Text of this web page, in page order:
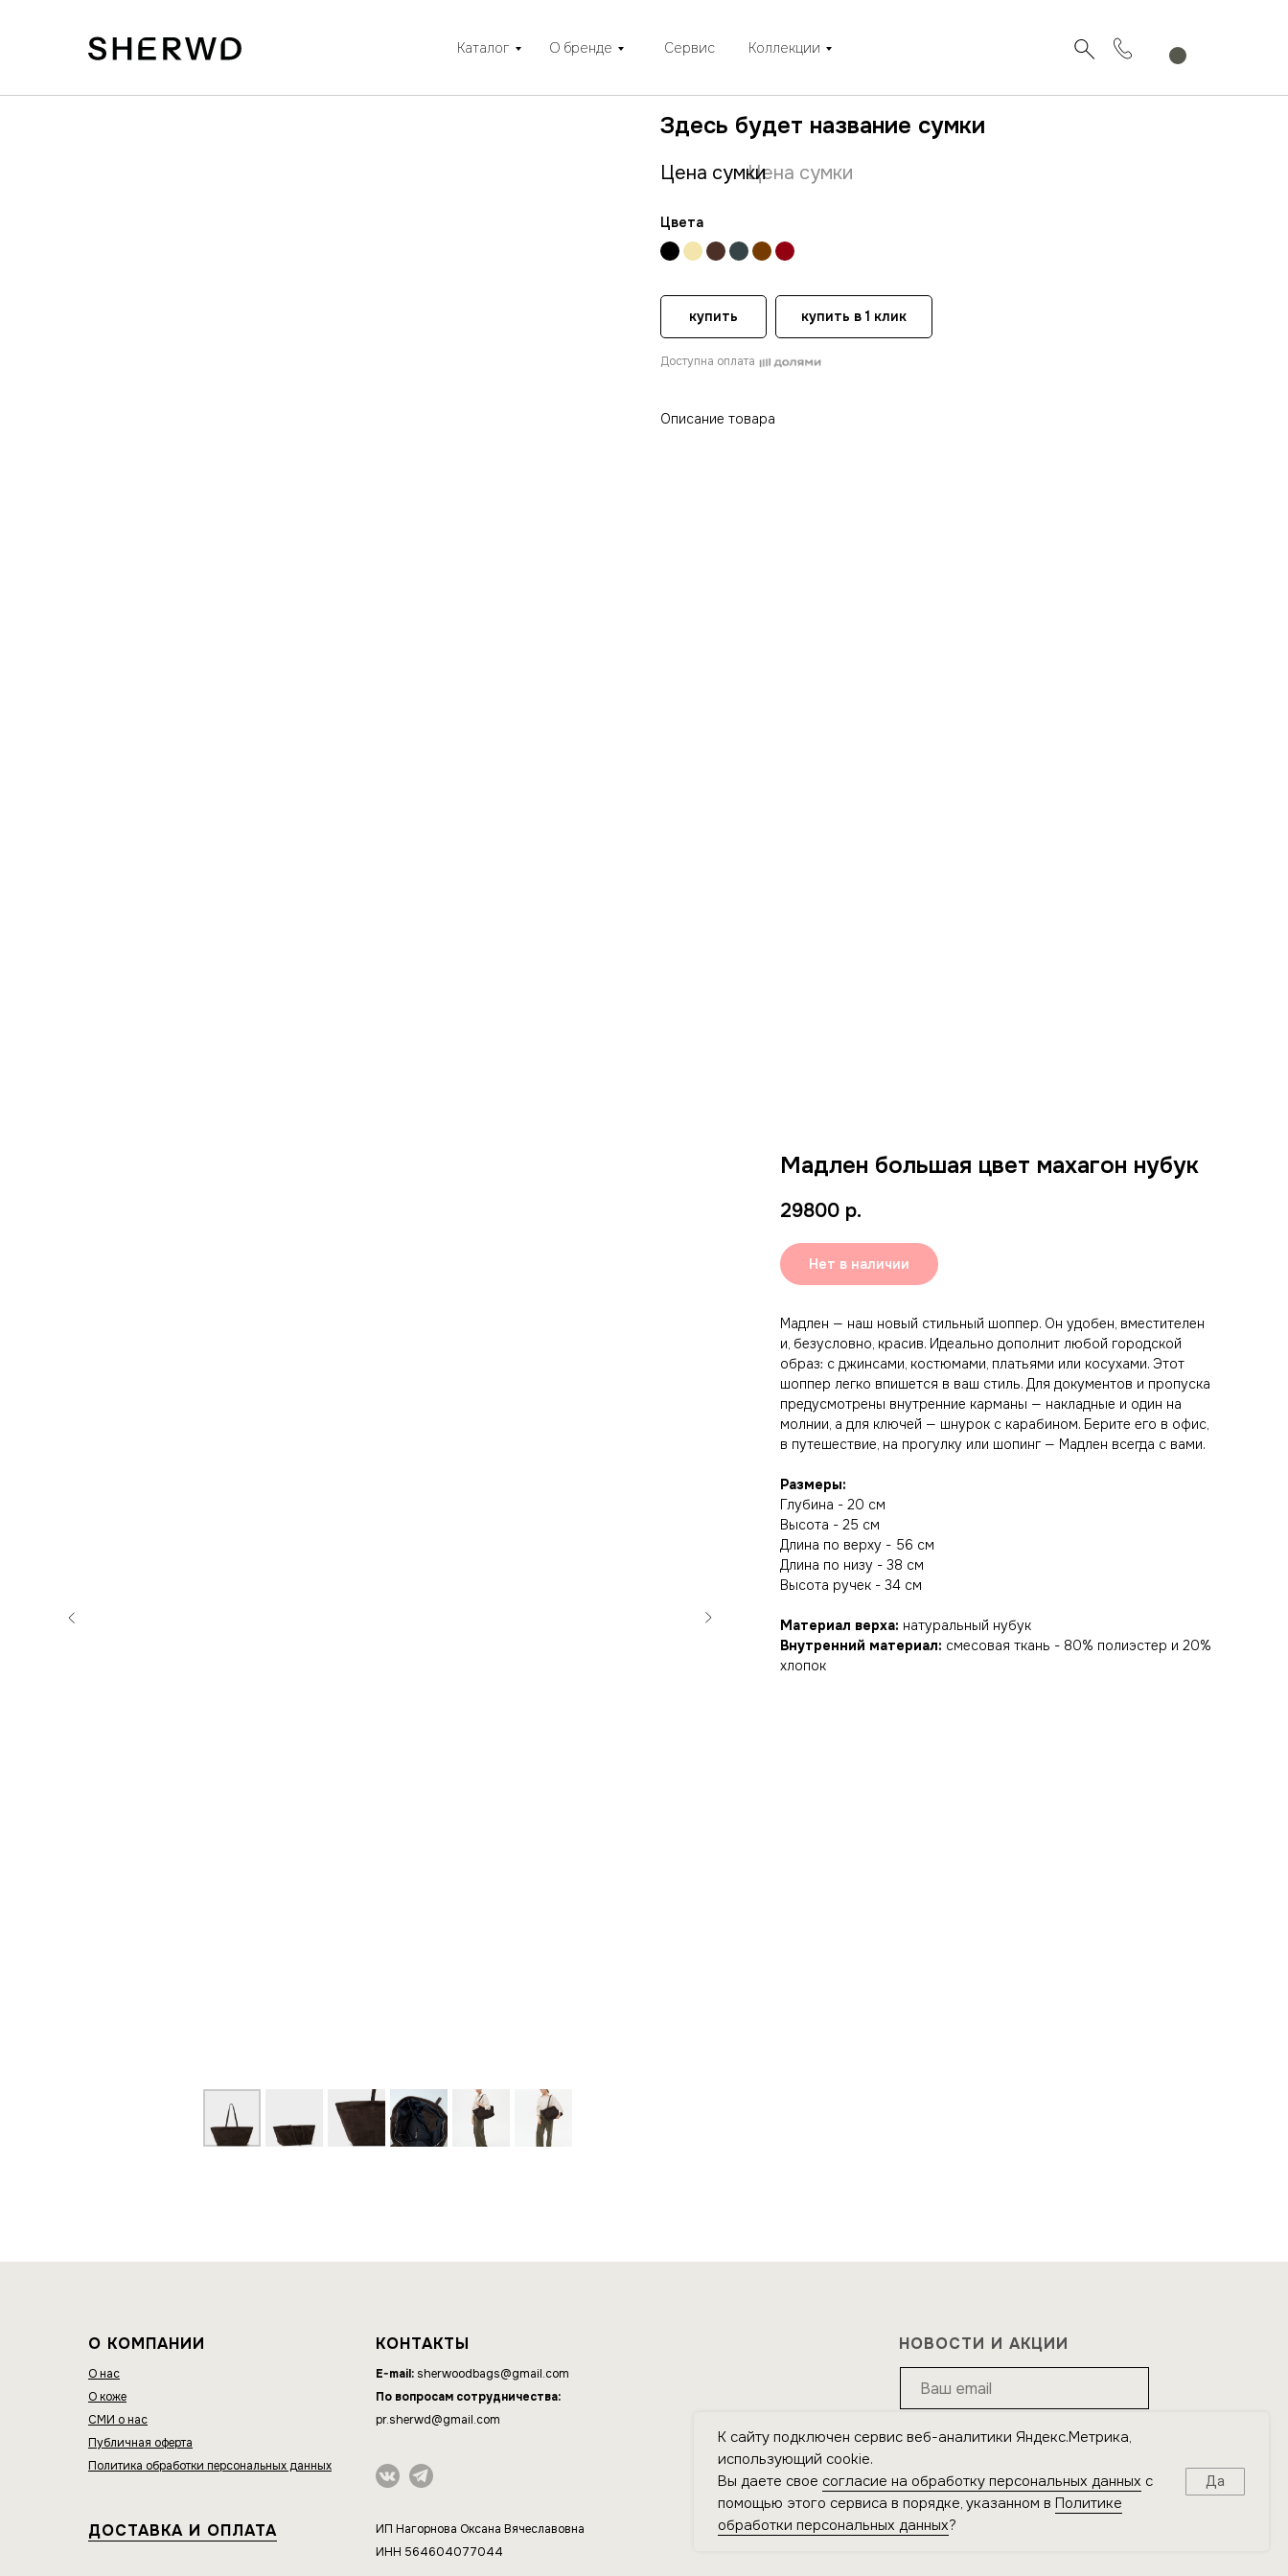
Каталог О бренде Сервис Коллекции
Описание товара
Цена сумки
Цена сумки
Цвета
Здесь будет название сумки
купить купить в 1 клик
Доступна оплата
Мадлен большая цвет махагон нубук
29800 р.
Нет в наличии
Мадлен — наш новый стильный шоппер. Он удобен, вместителен
и, безусловно, красив. Идеально дополнит любой городской
образ: с джинсами, костюмами, платьями или косухами. Этот
шоппер легко впишется в ваш стиль. Для документов и пропуска
предусмотрены внутренние карманы — накладные и один на
молнии, а для ключей — шнурок с карабином. Берите его в офис,
в путешествие, на прогулку или шопинг — Мадлен всегда с вами.
Размеры:
Глубина - 20 см
Высота - 25 см
Длина по верху - 56 см
Длина по низу - 38 см
Высота ручек - 34 см
Материал верха: натуральный нубук
Внутренний материал: смесовая ткань - 80% полиэстер и 20%
хлопок
ДОСТАВКА И ОПЛАТА
КОНТАКТЫ
E-mail: sherwoodbags@gmail.com
По вопросам сотрудничества:
pr.sherwd@gmail.com
Подписаться
Я подтверждаю ознакомление сПолитикой
обработки персональных данных и даю согласие на
обработку персональных данных
условиях, указанных в Политике
НОВОСТИ И АКЦИИ
О КОМПАНИИ
О нас
О коже
СМИ о нас
Публичная оферта
Политика обработки персональных данных
ИП Нагорнова Оксана Вячеславовна
ИНН 564604077044
К сайту подключен сервис веб-аналитики Яндекс.Метрика,
использующий cookie.
Вы даете свое согласие на обработку персональных данных с
помощью этого сервиса в порядке, указанном в Политике
обработки персональных данных?
Да